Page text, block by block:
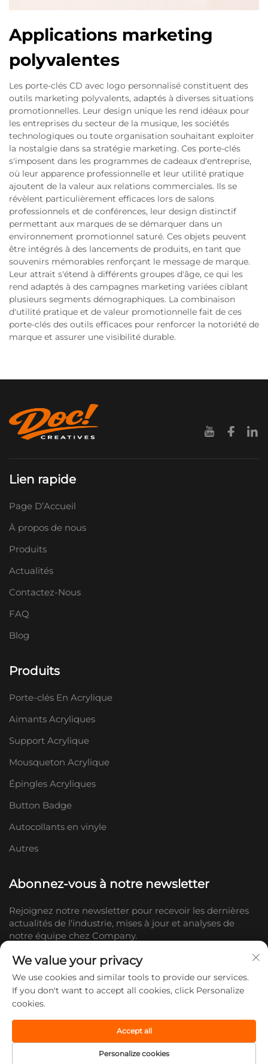
Applications marketing
polyvalentes
Les porte-clés CD avec logo personnalisé constituent des
outils marketing polyvalents, adaptés à diverses situations
promotionnelles. Leur design unique les rend idéaux pour
les entreprises du secteur de la musique, les sociétés
technologiques ou toute organisation souhaitant exploiter
la nostalgie dans sa stratégie marketing. Ces porte-clés
s'imposent dans les programmes de cadeaux d'entreprise,
où leur apparence professionnelle et leur utilité pratique
ajoutent de la valeur aux relations commerciales. Ils se
révèlent particulièrement efficaces lors de salons
professionnels et de conférences, leur design distinctif
permettant aux marques de se démarquer dans un
environnement promotionnel saturé. Ces objets peuvent
être intégrés à des lancements de produits, en tant que
souvenirs mémorables renforçant le message de marque.
Leur attrait s'étend à différents groupes d'âge, ce qui les
rend adaptés à des campagnes marketing variées ciblant
plusieurs segments démographiques. La combinaison
d'utilité pratique et de valeur promotionnelle fait de ces
porte-clés des outils efficaces pour renforcer la notoriété de
marque et assurer une visibilité durable.
Lien rapide
Page D’Accueil
À propos de nous
Produits
Actualités
Contactez-Nous
FAQ
Blog
Produits
Porte-clés En Acrylique
Aimants Acryliques
Support Acrylique
Mousqueton Acrylique
Épingles Acryliques
Button Badge
Autocollants en vinyle
Autres
Abonnez-vous à notre newsletter
Rejoignez notre newsletter pour recevoir les dernières
actualités de l'industrie, mises à jour et analyses de
notre équipe chez Company.
Tous droits réservés. -
We value your privacy
We use cookies and similar tools to provide our services.
If you don't want to accept all cookies, click Personalize
cookies.
Personalize cookies
Accept all